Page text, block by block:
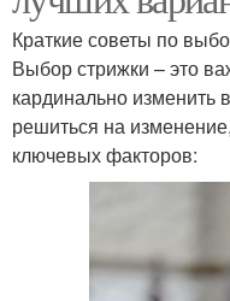
Краткие советы по
Выбор стрижки – это
кардинально изменить
решиться на
ключевых факторов: